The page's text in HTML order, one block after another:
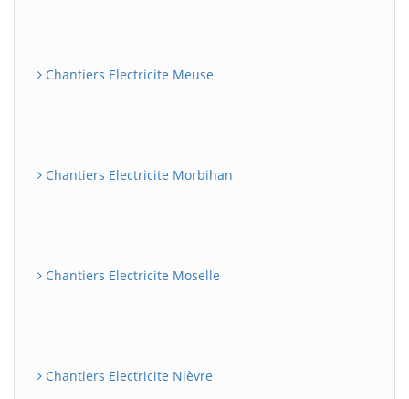
Chantiers Electricite Meuse
Chantiers Electricite Morbihan
Chantiers Electricite Moselle
Chantiers Electricite Nièvre